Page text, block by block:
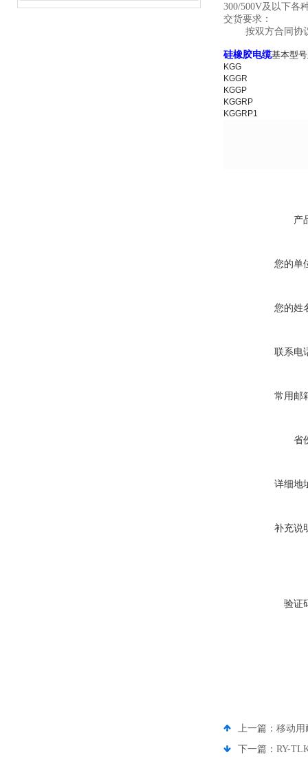
300/500V及以下各
交货要求：
按双方合同协议
硅橡胶电缆基本型
KGG
KGGR
KGGP
KGGRP
KGGRP1
产
您的单
您的姓
联系电
常用邮
省
详细地
补充说
验证
上一篇： 移动用
下一篇： RY-